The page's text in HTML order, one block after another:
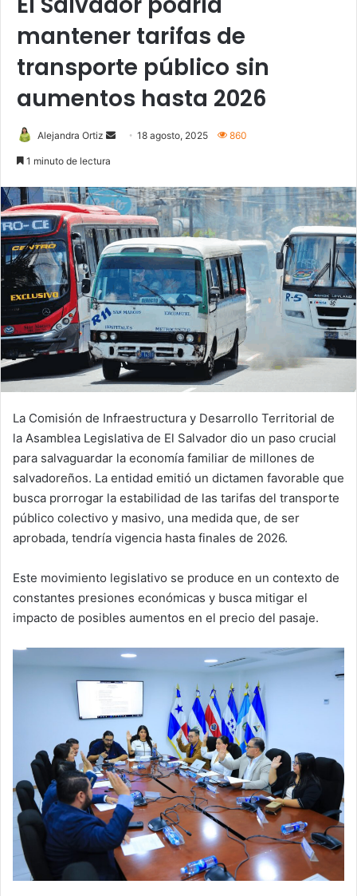
mantener tarifas de
transporte público sin
aumentos hasta 2026
Alejandra Ortiz
Send18 agosto, 2025 860
1 minuto de lectura
La Comisión de Infraestructura y Desarrollo Territorial de
la Asamblea Legislativa de El Salvador dio un paso crucial
para salvaguardar la economía familiar de millones de
salvadoreños. La entidad emitió un dictamen favorable que
busca prorrogar la estabilidad de las tarifas del transporte
público colectivo y masivo, una medida que, de ser
aprobada, tendría vigencia hasta finales de 2026.
Este movimiento legislativo se produce en un contexto de
constantes presiones económicas y busca mitigar el
impacto de posibles aumentos en el precio del pasaje.